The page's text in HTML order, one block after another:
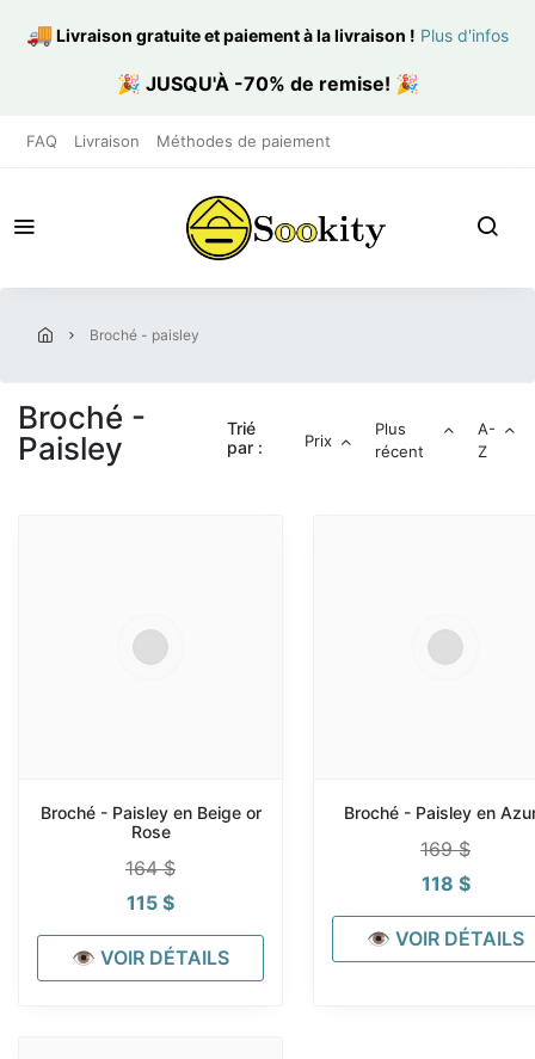
🚚 Livraison gratuite et paiement à la livraison ! Plus d'infos
🎉 JUSQU'À -70% de remise! 🎉
FAQ Livraison Méthodes de paiement
broché - paisley
Broché -
Paisley
Trié
par :
Prix
Plus
récent
A-
Z
Broché - Paisley en Beige or
Rose
164$
115 $
👁 VOIR DÉTAILS
Broché - Paisley en
169$
118 $
👁 VOIR DÉTAILS